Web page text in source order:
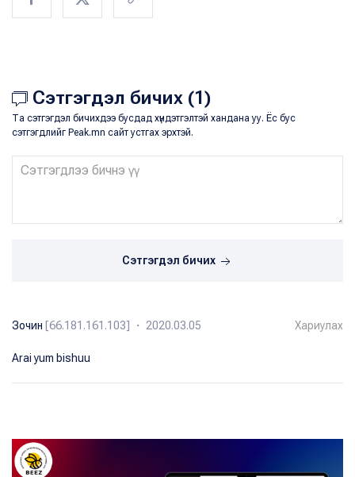
Сэтгэгдэл бичих (1)
Та сэтгэгдэл бичихдээ бусдад хүндэтгэлтэй хандана уу. Ёс бус
сэтгэгдлийг Peak.mn сайт устгах эрхтэй.
Сэтгэгдэл бичих
Зочин [66.181.161.103] ・ 2020.03.05 Хариулах
Arai yum bishuu